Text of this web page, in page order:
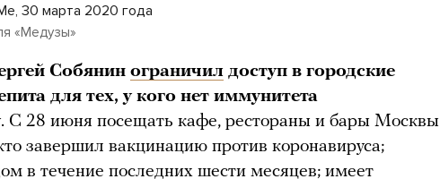
30 марта 2020 года
«Медузы»
Собянин ограничил доступ в городские
для тех, у кого нет иммунитета
. С 28 июня посещать кафе, рестораны и бары Москвы
завершил вакцинацию против коронавируса;
в течение последних шести месяцев; имеет